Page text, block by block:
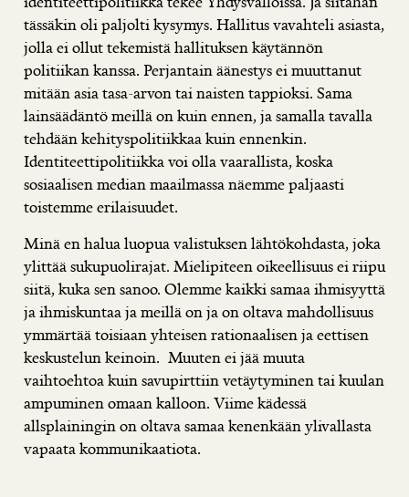
tässäkin oli paljolti kysymys. Hallitus vavahteli asiasta,
jolla ei ollut tekemistä hallituksen käytännön
politiikan kanssa. Perjantain äänestys ei muuttanut
mitään asia tasa-arvon tai naisten tappioksi. Sama
lainsäädäntö meillä on kuin ennen, ja samalla tavalla
tehdään kehityspolitiikkaa kuin ennenkin.
Identiteettipolitiikka voi olla vaarallista, koska
sosiaalisen median maailmassa näemme paljaasti
toistemme erilaisuudet.
Minä en halua luopua valistuksen lähtökohdasta, joka
ylittää sukupuolirajat. Mielipiteen oikeellisuus ei riipu
siitä, kuka sen sanoo. Olemme kaikki samaa ihmisyyttä
ja ihmiskuntaa ja meillä on ja on oltava mahdollisuus
ymmärtää toisiaan yhteisen rationaalisen ja eettisen
keskustelun keinoin. Muuten ei jää muuta
vaihtoehtoa kuin savupirttiin vetäytyminen tai kuulan
ampuminen omaan kalloon. Viime kädessä
allsplainingin on oltava samaa kenenkään ylivallasta
vapaata kommunikaatiota.